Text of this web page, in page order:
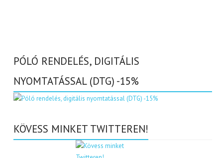
PÓLÓ RENDELÉS, DIGITÁLIS
NYOMTATÁSSAL (DTG) -15%
KÖVESS MINKET TWITTEREN!